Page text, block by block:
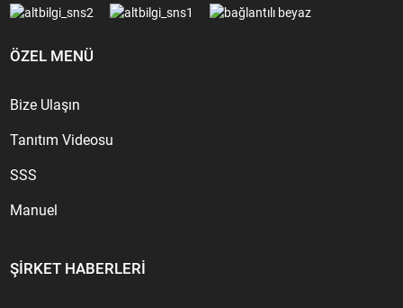
ÖZEL MENÜ
Bize Ulaşın
Tanıtım Videosu
SSS
Manuel
ŞIRKET HABERLERI